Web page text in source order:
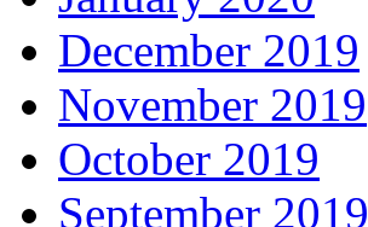
December 2019
November 2019
October 2019
September 2019